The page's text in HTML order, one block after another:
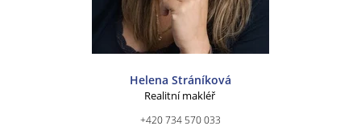
Helena Stráníková
Realitní makléř
+420 734 570 033